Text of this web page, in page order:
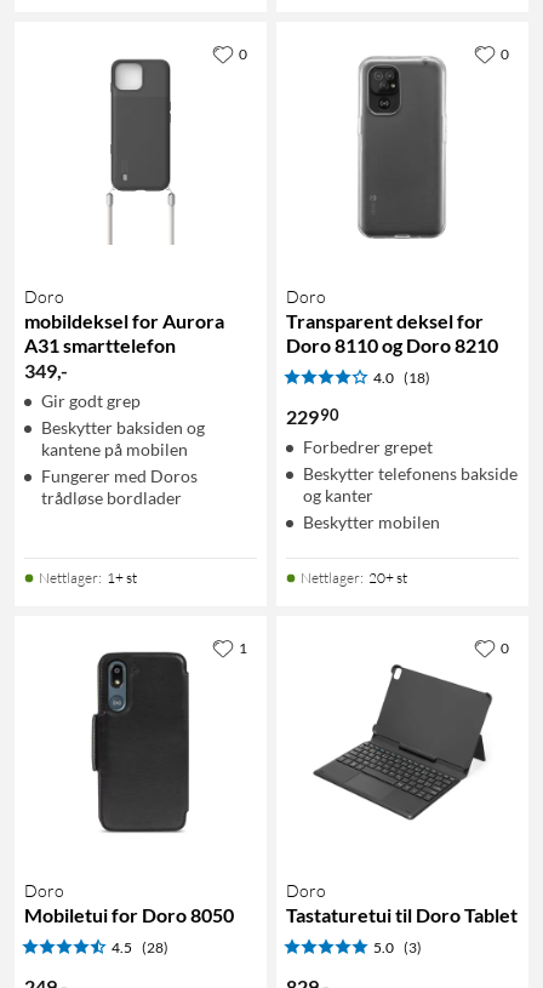
Doro
mobildeksel for Aurora
A31 smarttelefon
349,-
Gir godt grep
Beskytter baksiden og
kantene på mobilen
Fungerer med Doros
trådløse bordlader
Nettlager: 1+ st
0
Doro
Transparent deksel for
Doro 8110 og Doro 8210
4.0 (18)
22990
Forbedrer grepet
Beskytter telefonens bakside
og kanter
Beskytter mobilen
Nettlager: 20+ st
0
Doro
Mobiletui for Doro 8050
4.5 (28)
1
Doro
Tastaturetui til Doro Tablet
5.0 (3)
0